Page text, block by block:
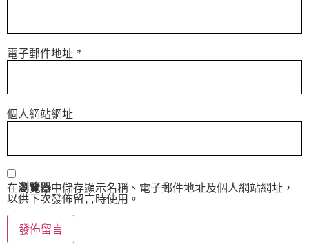
電子郵件地址 *
個人網站網址
在瀏覽器中儲存顯示名稱、電子郵件地址及個人網站網址，
以供下次發佈留言時使用。